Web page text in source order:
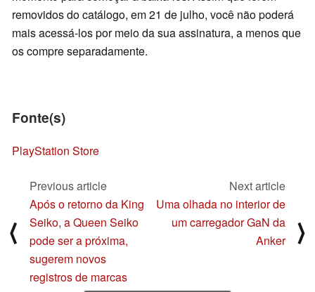
removidos do catálogo, em 21 de julho, você não poderá
mais acessá-los por meio da sua assinatura, a menos que
os compre separadamente.
Fonte(s)
PlayStation Store
⟨
Previous article
Após o retorno da King
Seiko, a Queen Seiko
pode ser a próxima,
sugerem novos
registros de marcas
Next article
Uma olhada no interior de
um carregador GaN da
Anker
⟩